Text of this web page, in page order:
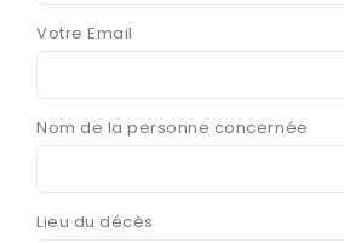
Votre Email
Nom de la personne concernée
Lieu du décès